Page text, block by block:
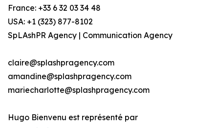
France: +33 6 32 03 34 48
USA: +1 (323) 877-8102
SpLAshPR Agency | Communication Agency
claire@splashpragency.com
amandine@splashpragency.com
mariecharlotte@splashpragency.com
Hugo Bienvenu est représenté par